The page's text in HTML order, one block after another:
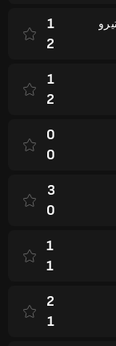
1
2
1
2
0
0
3
0
1
1
2
1